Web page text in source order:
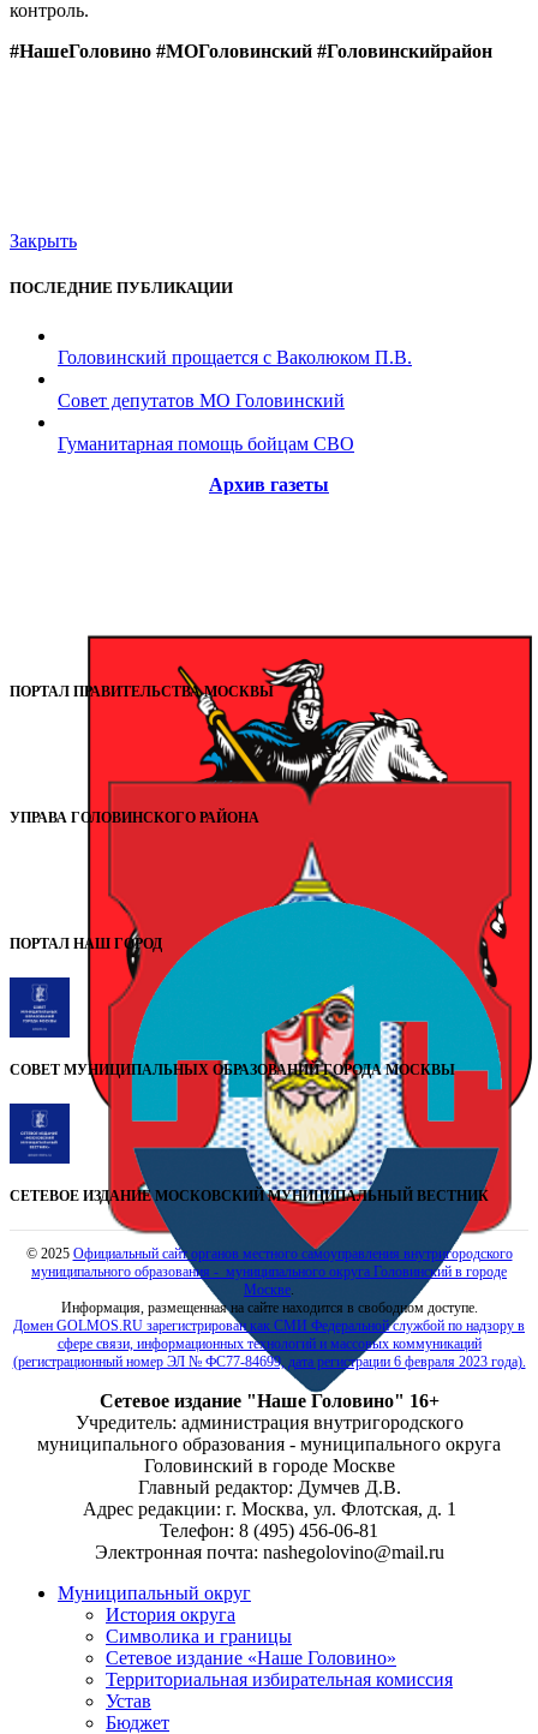
контроль.
#НашеГоловино #МОГоловинский #Головинскийрайон
Закрыть
ПОСЛЕДНИЕ ПУБЛИКАЦИИ
Головинский прощается с Ваколюком П.В.
Совет депутатов МО Головинский
Гуманитарная помощь бойцам СВО
Архив газеты
ПОРТАЛ ПРАВИТЕЛЬСТВА МОСКВЫ
УПРАВА ГОЛОВИНСКОГО РАЙОНА
ПОРТАЛ НАШ ГОРОД
СОВЕТ МУНИЦИПАЛЬНЫХ ОБРАЗОВАНИЙ ГОРОДА МОСКВЫ
СЕТЕВОЕ ИЗДАНИЕ МОСКОВСКИЙ МУНИЦИПАЛЬНЫЙ ВЕСТНИК
© 2025 Официальный сайт органов местного самоуправления внутригородского
муниципального образования - муниципального округа Головинский в городе
Москве.
Информация, размещенная на сайте находится в свободном доступе.
Домен GOLMOS.RU зарегистрирован как СМИ Федеральной службой по надзору в
сфере связи, информационных технологий и массовых коммуникаций
(регистрационный номер ЭЛ № ФС77-84699, дата регистрации 6 февраля 2023 года).
Сетевое издание "Наше Головино" 16+
Учредитель: администрация внутригородского
муниципального образования - муниципального округа
Головинский в городе Москве
Главный редактор: Думчев Д.В.
Адрес редакции: г. Москва, ул. Флотская, д. 1
Телефон: 8 (495) 456-06-81
Электронная почта: nashegolovino@mail.ru
Муниципальный округ
История округа
Символика и границы
Сетевое издание «Наше Головино»
Территориальная избирательная комиссия
Устав
Бюджет